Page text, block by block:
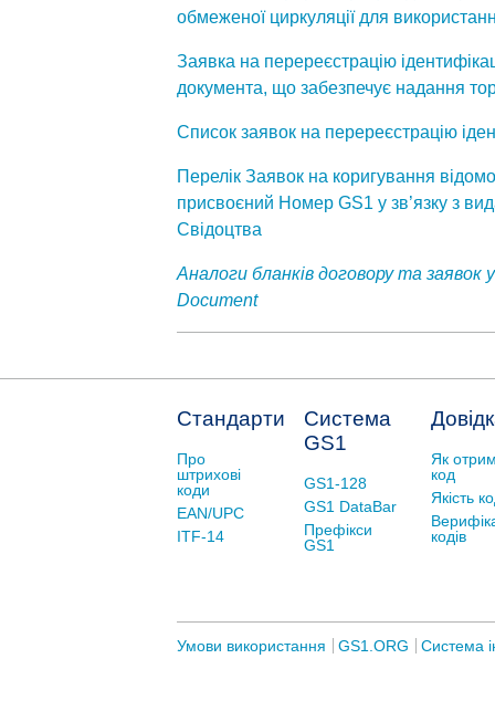
обмеженої циркуляції для
Заявка на перереєстрацію
документа, що забезпечує надання
Список заявок на перереєстрацію
Перелік Заявок на коригування
присвоєний Номер GS1 у зв’язку з
Свідоцтва
Аналоги бланків договору та
Document
Стандарти
Про
штрихові
коди
EAN/UPC
ITF-14
Система
GS1
GS1-128
GS1 DataBar
Префікси
GS1
Як
код
Якість
кодів
Умови використання GS1.ORG Система